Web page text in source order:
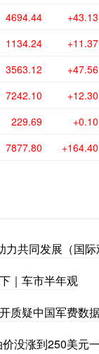
4694.44 +43.13
1134.24 +11.37
3563.12 +47.56
7242.10 +12.30
229.69 +0.10
7877.80 +164.40
力共同发展（国际
｜车市半年观
质疑中国军费数
没涨到250美元